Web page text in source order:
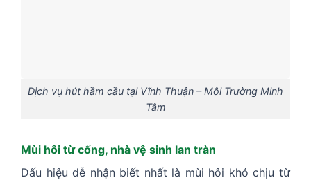
Dịch vụ hút hầm cầu tại Vĩnh Thuận – Môi Trường Minh
Tâm
Mùi hôi từ cống, nhà vệ sinh lan tràn
Dấu hiệu dễ nhận biết nhất là mùi hôi khó chịu từ